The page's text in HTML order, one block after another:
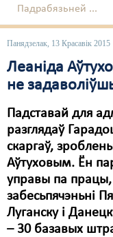
Падрабязьней ...
Панядзелак, 13 Красавік 2015
Леаніда
не
Падставай для
разглядаў
скаргаў,
Аўтуховым. Ён
управы па працы,
забесьпячэньні
Луганску і
– 30 базавых